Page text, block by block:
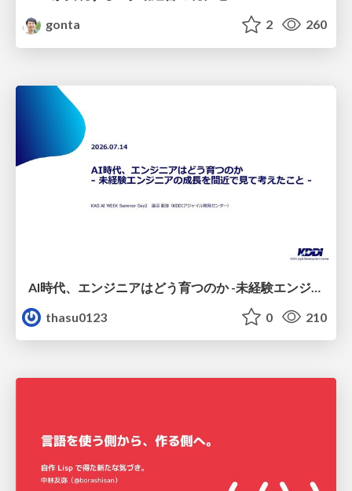
gonta
2 260
thasu0123
0 210